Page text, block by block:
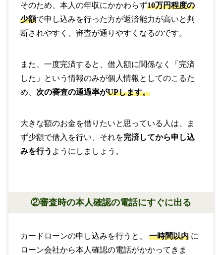
そのため、本人の年収にかかわらず10万円程度の
少額で申し込みを行った方が返済能力が高いと判
断されやすく、審査が通りやすくなるのです。
また、一度完済すると、借入額に関係なく「完済
した」という情報のみが個人情報としてのこるた
め、 次の審査の通過率がUPします。
大きな額のお金を借りたいと思っている人は、ま
ず少額で借入を行い、それを完済してから申し込
みを行う ようにしましょう。
②審査時の本人確認の電話にすぐに出る
カードローンの申し込みを行うと、一時間以内 に
ローン会社から本人確認の電話がかかってきま